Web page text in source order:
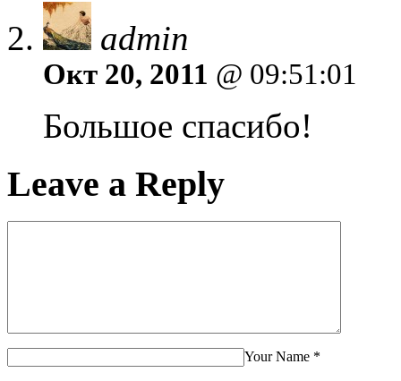
admin
Окт 20, 2011 @ 09:51:01
Большое спасибо!
Leave a Reply
Your Name *